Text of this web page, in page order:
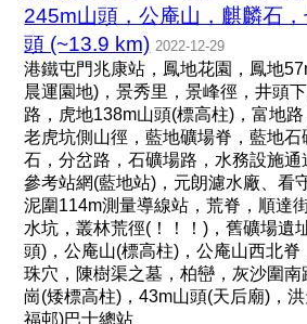
245m山頭，公庵山，麒麟石
頭 (~13.9 km) 2022-12-29
港鐵屯門兆康站，鳳地花園，鳳地
晨運園地)，景秀里，景峰徑，井頭
路，虎地138m山頭(標高柱)，富地路
老虎坑側山徑，藍地礦場脊，藍地
石，分岔路，石礦場路，水務設施
參考站網(藍地站)，元朗濾水廠、看
泥圍114m測量導線站，荒脊，順達
水坑，叢林荒徑(！！！)，舊礦場遺
頭)，公庵山(標高柱)，公庵山西北脊
珠穴，陳樹渠之墓，柏巒，灰沙圍南
崗(矮標高柱)，43m山頭(天后廟)，
福邨)巴士總站